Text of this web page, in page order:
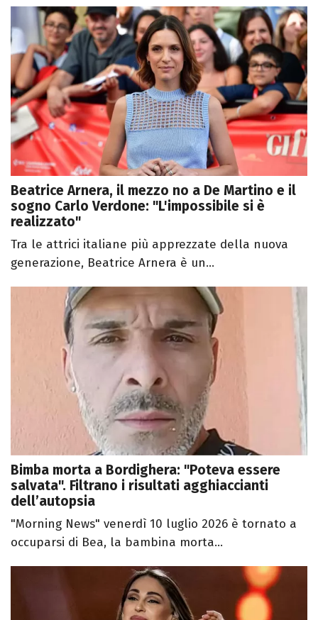
Beatrice Arnera, il mezzo no a De Martino e il
sogno Carlo Verdone: "L'impossibile si è
realizzato"
Tra le attrici italiane più apprezzate della nuova
generazione, Beatrice Arnera è un...
Bimba morta a Bordighera: "Poteva essere
salvata". Filtrano i risultati agghiaccianti
dell’autopsia
"Morning News" venerdì 10 luglio 2026 è tornato a
occuparsi di Bea, la bambina morta...